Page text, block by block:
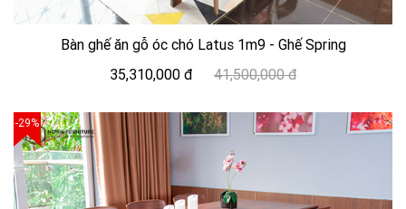
Bàn ghế ăn gỗ óc chó Latus 1m9 - Ghế Spring
35,310,000 đ
41,500,000 đ
-29%